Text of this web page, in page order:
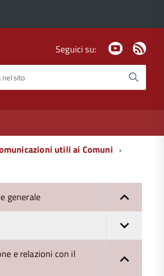
Seguici su: Youtube
nel sito
utili ai Comuni
generale
e relazioni con il